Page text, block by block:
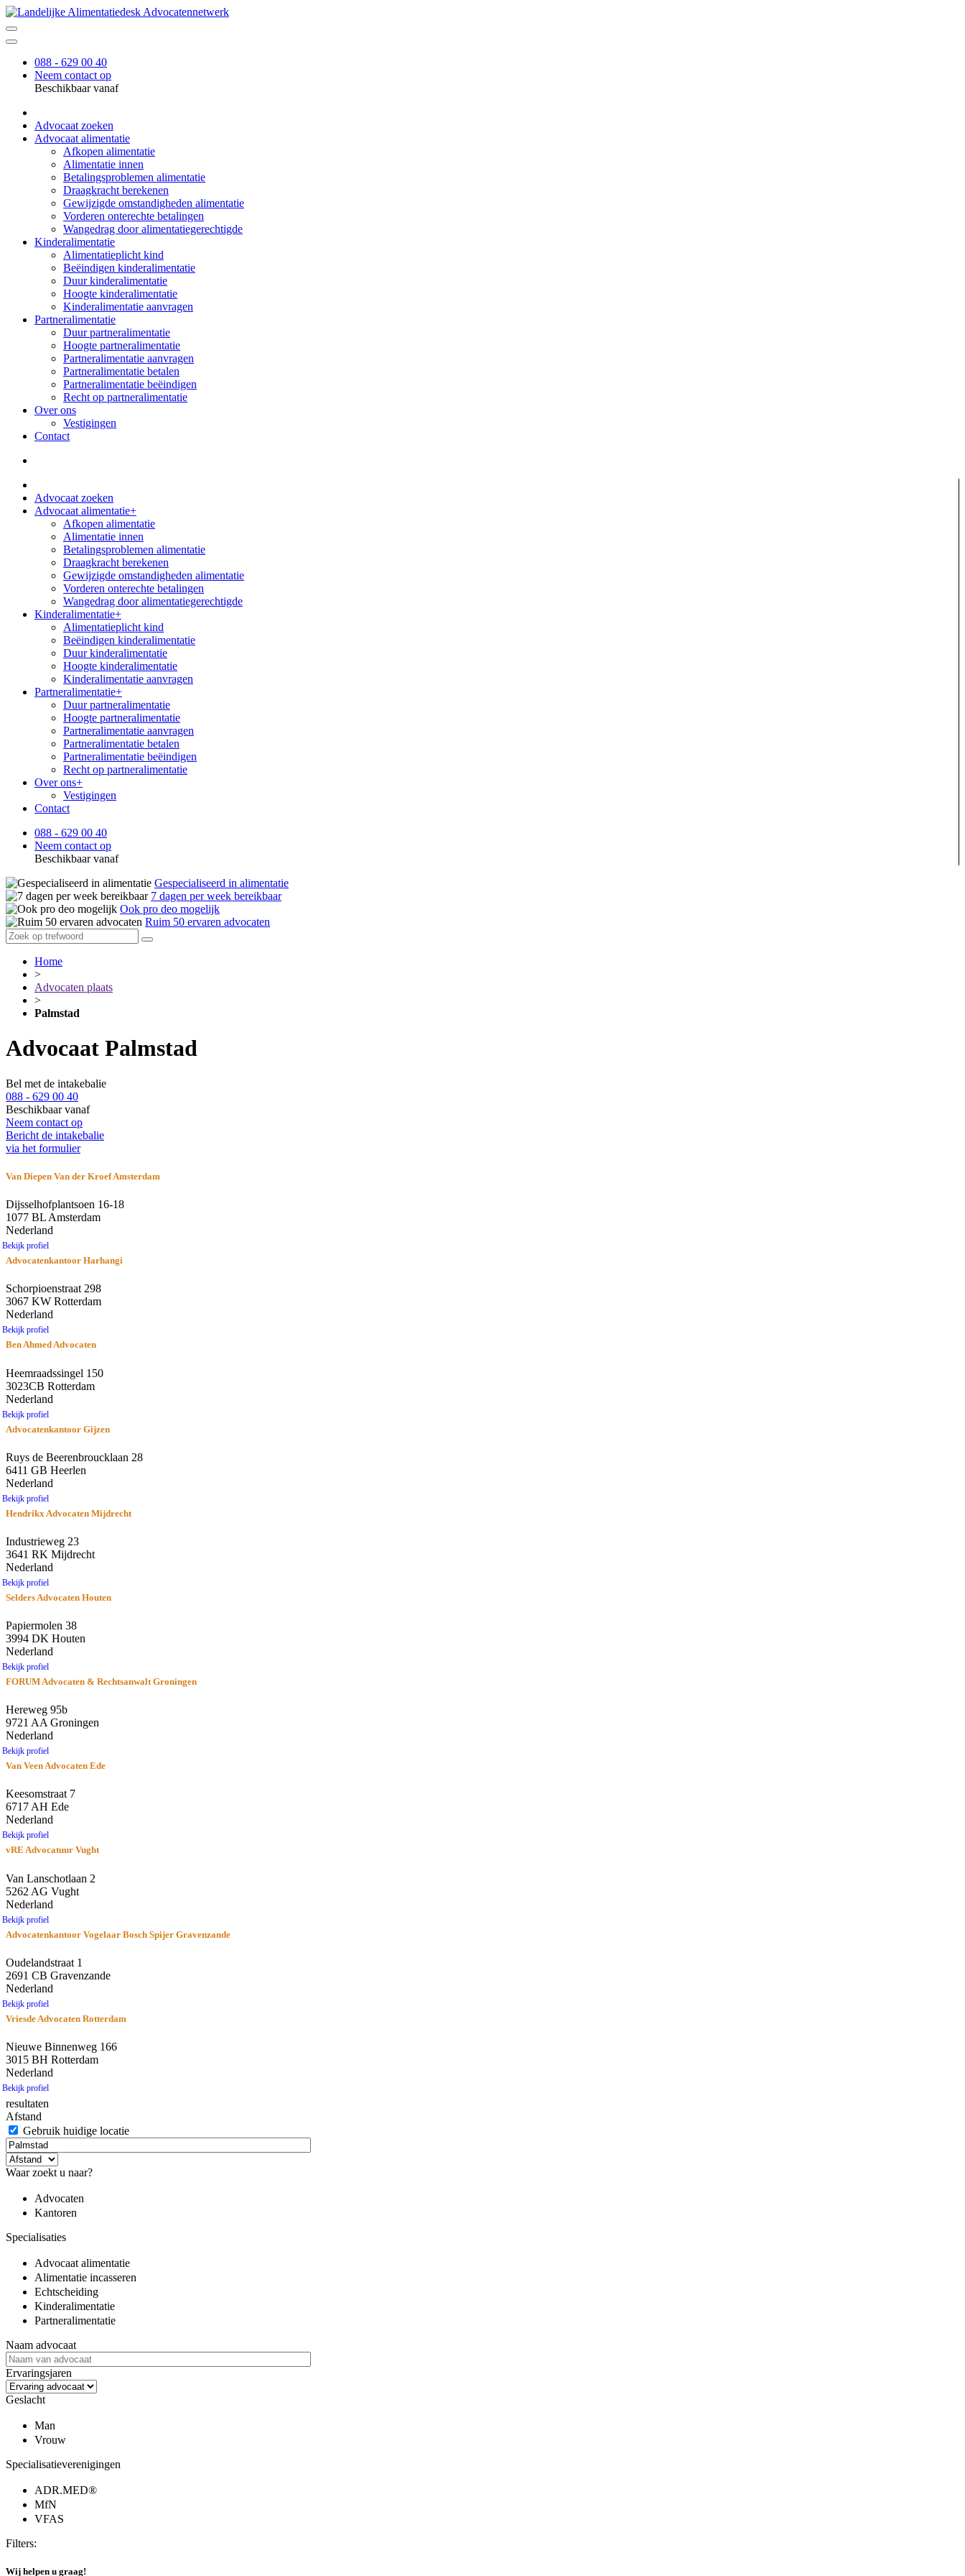
088 - 629 00 40
Neem contact op
Beschikbaar vanaf
Advocaat zoeken
Advocaat alimentatie
Afkopen alimentatie
Alimentatie innen
Betalingsproblemen alimentatie
Draagkracht berekenen
Gewijzigde omstandigheden alimentatie
Vorderen onterechte betalingen
Wangedrag door alimentatiegerechtigde
Kinderalimentatie
Alimentatieplicht kind
Beëindigen kinderalimentatie
Duur kinderalimentatie
Hoogte kinderalimentatie
Kinderalimentatie aanvragen
Partneralimentatie
Duur partneralimentatie
Hoogte partneralimentatie
Partneralimentatie aanvragen
Partneralimentatie betalen
Partneralimentatie beëindigen
Recht op partneralimentatie
Over ons
Vestigingen
Contact
Advocaat zoeken
Advocaat alimentatie+
Afkopen alimentatie
Alimentatie innen
Betalingsproblemen alimentatie
Draagkracht berekenen
Gewijzigde omstandigheden alimentatie
Vorderen onterechte betalingen
Wangedrag door alimentatiegerechtigde
Kinderalimentatie+
Alimentatieplicht kind
Beëindigen kinderalimentatie
Duur kinderalimentatie
Hoogte kinderalimentatie
Kinderalimentatie aanvragen
Partneralimentatie+
Duur partneralimentatie
Hoogte partneralimentatie
Partneralimentatie aanvragen
Partneralimentatie betalen
Partneralimentatie beëindigen
Recht op partneralimentatie
Over ons+
Vestigingen
Contact
088 - 629 00 40
Neem contact op
Beschikbaar vanaf
Gespecialiseerd in alimentatie
7 dagen per week bereikbaar
Ook pro deo mogelijk
Ruim 50 ervaren advocaten
Home
>
Advocaten plaats
>
Palmstad
Advocaat Palmstad
Bel met de intakebalie
088 - 629 00 40
Beschikbaar vanaf
Neem contact op
Bericht de intakebalie
via het formulier
Van Diepen Van der Kroef Amsterdam
Dijsselhofplantsoen 16-18
1077 BL Amsterdam
Nederland
Bekijk profiel
Advocatenkantoor Harhangi
Schorpioenstraat 298
3067 KW Rotterdam
Nederland
Bekijk profiel
Ben Ahmed Advocaten
Heemraadssingel 150
3023CB Rotterdam
Nederland
Bekijk profiel
Advocatenkantoor Gijzen
Ruys de Beerenbroucklaan 28
6411 GB Heerlen
Nederland
Bekijk profiel
Hendrikx Advocaten Mijdrecht
Industrieweg 23
3641 RK Mijdrecht
Nederland
Bekijk profiel
Selders Advocaten Houten
Papiermolen 38
3994 DK Houten
Nederland
Bekijk profiel
FORUM Advocaten & Rechtsanwalt Groningen
Hereweg 95b
9721 AA Groningen
Nederland
Bekijk profiel
Van Veen Advocaten Ede
Keesomstraat 7
6717 AH Ede
Nederland
Bekijk profiel
vRE Advocatuur Vught
Van Lanschotlaan 2
5262 AG Vught
Nederland
Bekijk profiel
Advocatenkantoor Vogelaar Bosch Spijer Gravenzande
Oudelandstraat 1
2691 CB Gravenzande
Nederland
Bekijk profiel
Vriesde Advocaten Rotterdam
Nieuwe Binnenweg 166
3015 BH Rotterdam
Nederland
Bekijk profiel
resultaten
Afstand
Gebruik huidige locatie
Waar zoekt u naar?
Advocaten
Kantoren
Specialisaties
Advocaat alimentatie
Alimentatie incasseren
Echtscheiding
Kinderalimentatie
Partneralimentatie
Naam advocaat
Ervaringsjaren
Geslacht
Man
Vrouw
Specialisatieverenigingen
ADR.MED®
MfN
VFAS
Filters:
Wij helpen u graag!